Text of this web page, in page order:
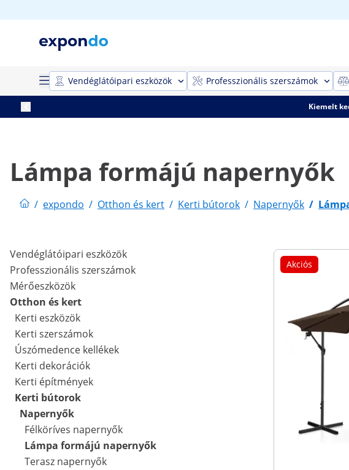
Vendéglátóipari eszközök Professzionális szerszámok
Kiemelt
Lámpa formájú napernyők
/ expondo / Otthon és kert / Kerti bútorok / Napernyők /
Vendéglátóipari eszközök
Professzionális szerszámok
Mérőeszközök
Otthon és kert
Kerti eszközök
Kerti szerszámok
Úszómedence kellékek
Kerti dekorációk
Kerti építmények
Kerti bútorok
Napernyők
Félköríves napernyők
Lámpa formájú napernyők
Terasz napernyők
Akciós